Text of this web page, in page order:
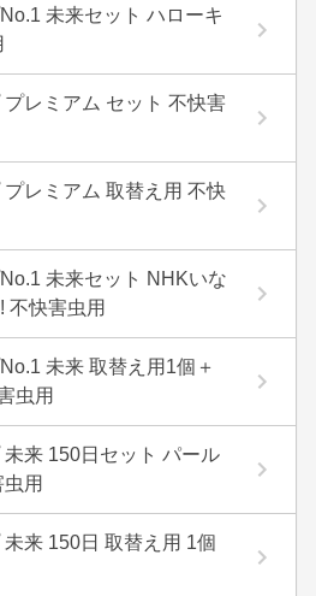
未来セット ハローキ
レミアム セット 不快害
レミアム 取替え用 不快
未来セット NHKいな
不快害虫用
未来 取替え用1個＋
虫用
来 150日セット パール
用
来 150日 取替え用 1個